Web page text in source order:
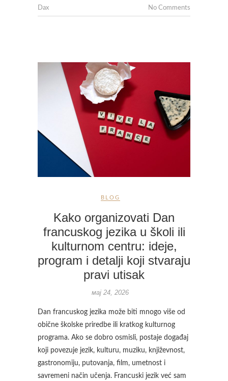
Dax No Comments
BLOG
Kako organizovati Dan
francuskog jezika u školi ili
kulturnom centru: ideje,
program i detalji koji stvaraju
pravi utisak
мај 24, 2026
Dan francuskog jezika može biti mnogo više od
obične školske priredbe ili kratkog kulturnog
programa. Ako se dobro osmisli, postaje događaj
koji povezuje jezik, kulturu, muziku, književnost,
gastronomiju, putovanja, film, umetnost i
savremeni način učenja. Francuski jezik već sam